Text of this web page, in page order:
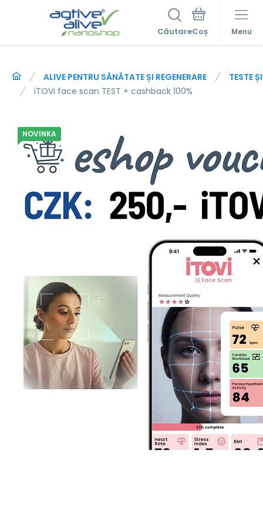
Căutare Menu
ALIVE PENTRU SĂNĂTATE ȘI REGENERARE
TESTE
iTOVi face scan TEST + cashback 100%
NOVINKA